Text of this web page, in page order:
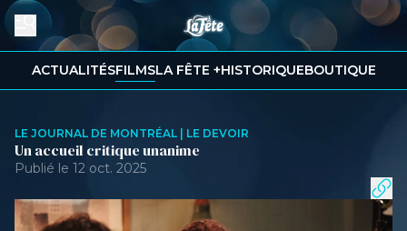
ACTUALITÉSFILMSLA FÊTE +HISTORIQUEBOUTIQUE
LE JOURNAL DE MONTRÉAL | LE DEVOIR
Un accueil critique unanime
Publié le 12 oct. 2025